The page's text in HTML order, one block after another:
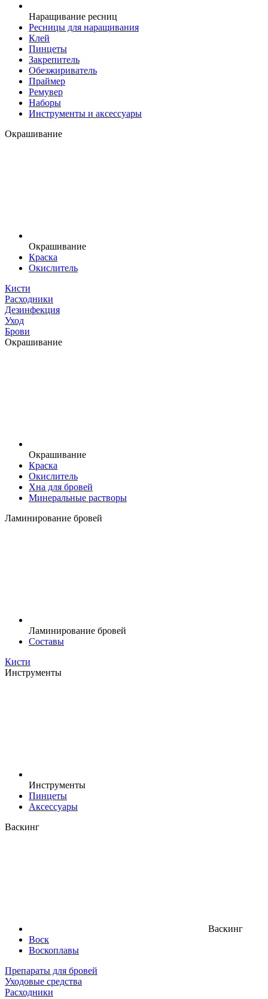
Наращивание ресниц
Ресницы для наращивания
Клей
Пинцеты
Закрепитель
Обезжириватель
Праймер
Ремувер
Наборы
Инструменты и аксессуары
Окрашивание
Окрашивание
Краска
Окислитель
Кисти
Расходники
Дезинфекция
Уход
Брови
Окрашивание
Окрашивание
Краска
Окислитель
Хна для бровей
Минеральные растворы
Ламинирование бровей
Ламинирование бровей
Составы
Кисти
Инструменты
Инструменты
Пинцеты
Аксессуары
Васкинг
Васкинг
Воск
Воскоплавы
Препараты для бровей
Уходовые средства
Расходники